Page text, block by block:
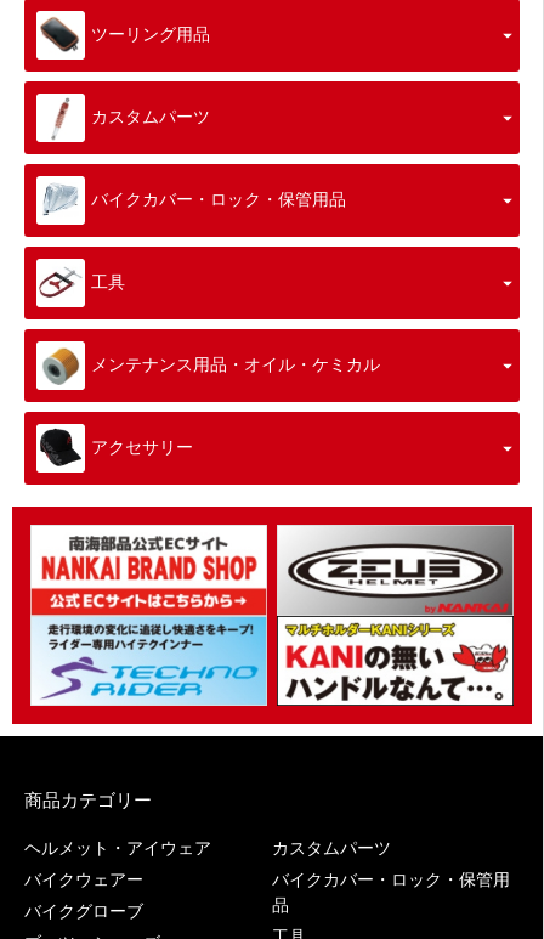
ツーリング用品
カスタムパーツ
バイクカバー・ロック・保管用品
工具
メンテナンス用品・オイル・ケミカル
アクセサリー
商品カテゴリー
ヘルメット・アイウェア
バイクウェアー
バイクグローブ
カスタムパーツ
バイクカバー・ロック・保管用
品